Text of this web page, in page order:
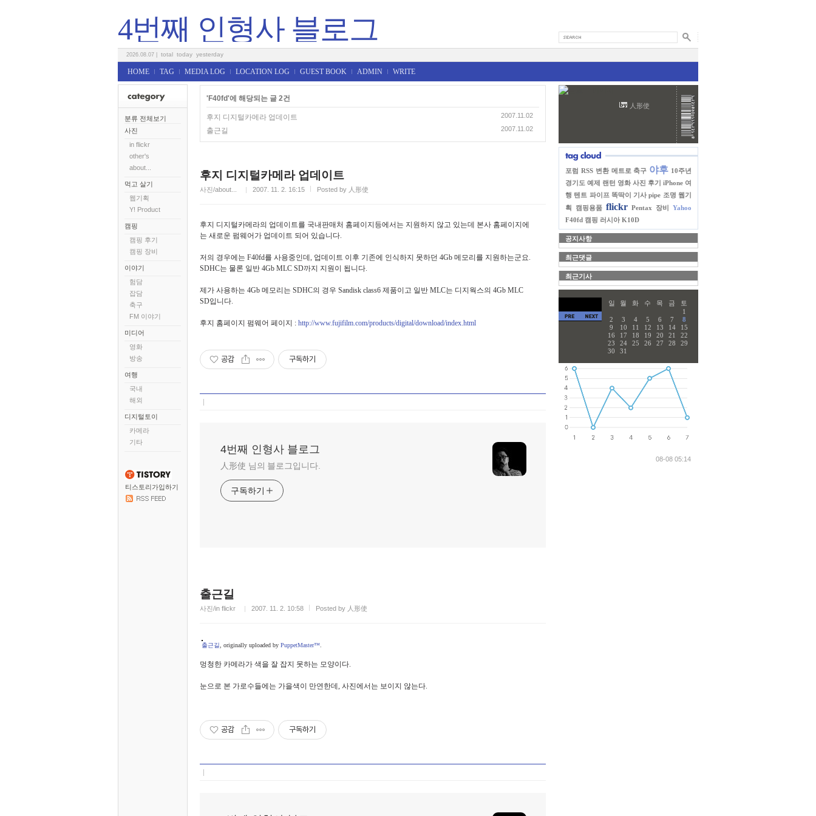
4번째 인형사 블로그
2026.08.07 total today yesterday
HOME TAG MEDIA LOG LOCATION LOG GUEST BOOK ADMIN WRITE
분류 전체보기
사진
in flickr
other's
about...
먹고 살기
웹기획
Y! Product
캠핑
캠핑 후기
캠핑 장비
이야기
험담
잡담
축구
FM 이야기
미디어
영화
방송
여행
국내
해외
디지털토이
카메라
기타
티스토리가입하기
'F40fd'에 해당되는 글 2건
2007.11.02
후지 디지털카메라 업데이트
2007.11.02
출근길
후지 디지털카메라 업데이트
사진/about... 2007. 11. 2. 16:15 Posted by 人形使
후지 디지털카메라의 업데이트를 국내판매처 홈페이지등에서는 지원하지 않고 있는데 본사 홈페이지에
는 새로운 펌웨어가 업데이트 되어 있습니다.
저의 경우에는 F40fd를 사용중인데, 업데이트 이후 기존에 인식하지 못하던 4Gb 메모리를 지원하는군요.
SDHC는 물론 일반 4Gb MLC SD까지 지원이 됩니다.
제가 사용하는 4Gb 메모리는 SDHC의 경우 Sandisk class6 제품이고 일반 MLC는 디지웍스의 4Gb MLC
SD입니다.
후지 홈페이지 펌웨어 페이지 : http://www.fujifilm.com/products/digital/download/index.html
공감 구독하기
4번째 인형사 블로그
人形使 님의 블로그입니다.
구독하기
출근길
사진/in flickr 2007. 11. 2. 10:58 Posted by 人形使
출근길 , originally uploaded by PuppetMaster™
멍청한 카메라가 색을 잘 잡지 못하는 모양이다.
눈으로 본 가로수들에는 가을색이 만연한데, 사진에서는 보이지 않는다.
공감 구독하기
人形使
포럼 RSS 변환 메트로 축구 야후 10주년
경기도 예제 랜턴 영화 사진 후기 iPhone 여
행 텐트 파이프 똑딱이 기사 pipe 조명 웹기
획
캠핑용품 flickr Pentax 장비 Yahoo
F40fd 캠핑 러시아 K10D
공지사항
최근댓글
최근기사
일 월 화 수 목 금
토
1
2
3 4 5 6 7
8
9
10 11 12 13 14
15
16
17 18 19 20 21
22
23
24 25 26 27 28
29
30
31
08-08 05:14